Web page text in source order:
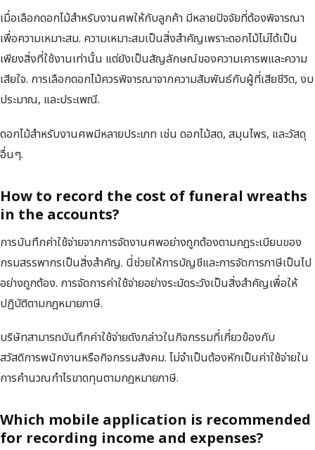
เมื่อเลือกดอกไม้สำหรับงานศพให้กับลูกค้า มีหลายปัจจัยที่ต้องพิจารณา
เพื่อความเหมาะสม. ความเหมาะสมเป็นสิ่งสำคัญเพราะดอกไม้ไม่ได้เป็น
เพียงสิ่งที่ใช้งานเท่านั้น แต่ยังเป็นสัญลักษณ์ของความเคารพและความ
เสียใจ. การเลือกดอกไม้ควรพิจารณาจากความสัมพันธ์กับผู้ที่เสียชีวิต, งบ
ประมาณ, และประเพณี.
ดอกไม้สำหรับงานศพมีหลายประเภท เช่น ดอกไม้สด, สมุนไพร, และวัสดุ
อื่นๆ.
How to record the cost of funeral wreaths
in the accounts?
การบันทึกค่าใช้จ่ายจากการจัดงานศพอย่างถูกต้องตามกฎระเบียบของ
กรมสรรพากรเป็นสิ่งสำคัญ. นี่ช่วยให้การบัญชีและการจัดการภาษีเป็นไป
อย่างถูกต้อง. การจัดการค่าใช้จ่ายอย่างระมัดระวังเป็นสิ่งสำคัญเพื่อให้
ปฏิบัติตามกฎหมายภาษี.
บริษัทสามารถบันทึกค่าใช้จ่ายดังกล่าวในกิจกรรมที่เกี่ยวข้องกับ
สวัสดิการพนักงานหรือกิจกรรมสังคม. ไม่จำเป็นต้องหักเป็นค่าใช้จ่ายใน
การคำนวณกำไรขาดทุนตามกฎหมายภาษี.
Which mobile application is recommended
for recording income and expenses?